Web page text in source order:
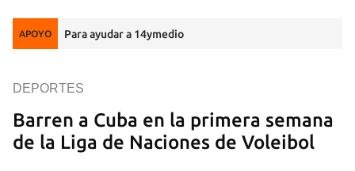
APOYO Para ayudar a 14ymedio
Barren a Cuba en la primera semana
de la Liga de Naciones de Voleibol
DEPORTES